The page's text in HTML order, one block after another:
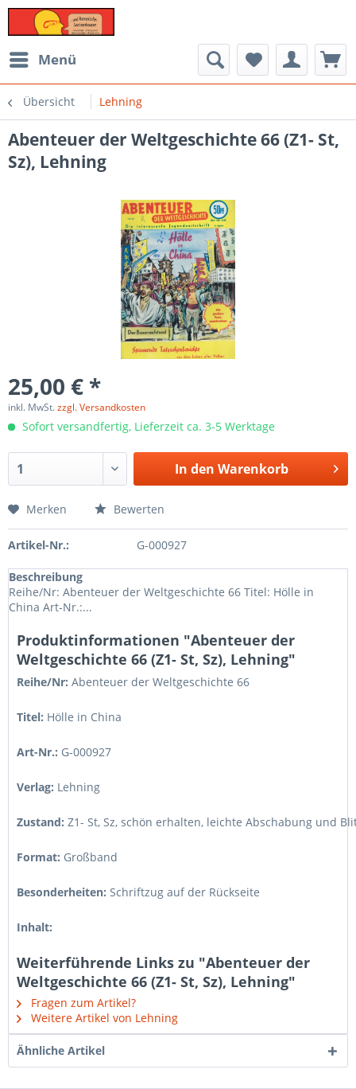
Menü
Übersicht Lehning
Abenteuer der Weltgeschichte 66 (Z1- St,
Sz), Lehning
25,00 € *
inkl. MwSt.zzgl. Versandkosten
Sofort versandfertig, Lieferzeit ca. 3-5 Werktage
In den Warenkorb
Merken Bewerten
Artikel-Nr.: G-000927
Beschreibung
Reihe/Nr: Abenteuer der Weltgeschichte 66 Titel: Hölle in
China Art-Nr.:...
Produktinformationen "Abenteuer der
Weltgeschichte 66 (Z1- St, Sz), Lehning"
Reihe/Nr: Abenteuer der Weltgeschichte 66
Titel: Hölle in China
Art-Nr.: G-000927
Verlag: Lehning
Zustand: Z1- St, Sz, schön erhalten, leichte Abschabung und
Format: Großband
Besonderheiten: Schriftzug auf der Rückseite
Inhalt:
Weiterführende Links zu "Abenteuer der
Weltgeschichte 66 (Z1- St, Sz), Lehning"
Fragen zum Artikel?
Weitere Artikel von Lehning
Ähnliche Artikel